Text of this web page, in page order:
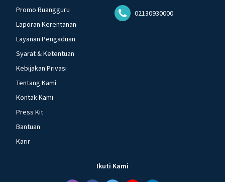
Promo Ruangguru
Laporan Kerentanan
Layanan Pengaduan
Syarat & Ketentuan
Kebijakan Privasi
Tentang Kami
Kontak Kami
Press Kit
Bantuan
Karir
02130930000
Ikuti Kami